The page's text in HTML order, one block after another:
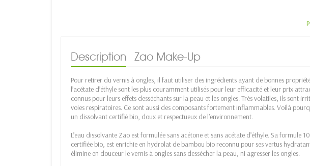
Description Zao Make-Up
Pour retirer du vernis à ongles, il faut utiliser des ingrédients ayant de bonnes
l’acétate d’éthyle sont les plus couramment utilisés pour leur efficacité et leur prix
connus pour leurs effets desséchants sur la peau et les ongles. Très volatiles, ils sont
voies respiratoires. Ce sont aussi des composants fortement inflammables. Voilà
un dissolvant certifié bio, doux et respectueux de l’environnement.
L’eau dissolvante Zao est formulée sans acétone et sans acétate d’éthyle. Sa formule
certifiée bio, est enrichie en hydrolat de bambou bio reconnu pour ses vertus
élimine en douceur le vernis à ongles sans dessécher la peau, ni agresser les ongles.